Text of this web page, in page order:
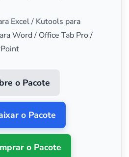
Excel / Kutools para
Word / Office Tab Pro /
o Pacote
o Pacote
o Pacote